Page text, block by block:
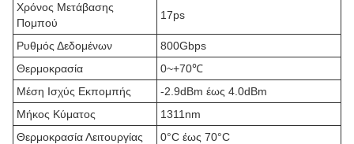
Χρόνος Μετάβασης
Πομπού
17ps
Ρυθμός Δεδομένων
800Gbps
Θερμοκρασία
0~+70℃
Μέση Ισχύς Εκπομπής
-2.9dBm έως 4.0dBm
Μήκος Κύματος
1311nm
Θερμοκρασία Λειτουργίας
0°C έως 70°C